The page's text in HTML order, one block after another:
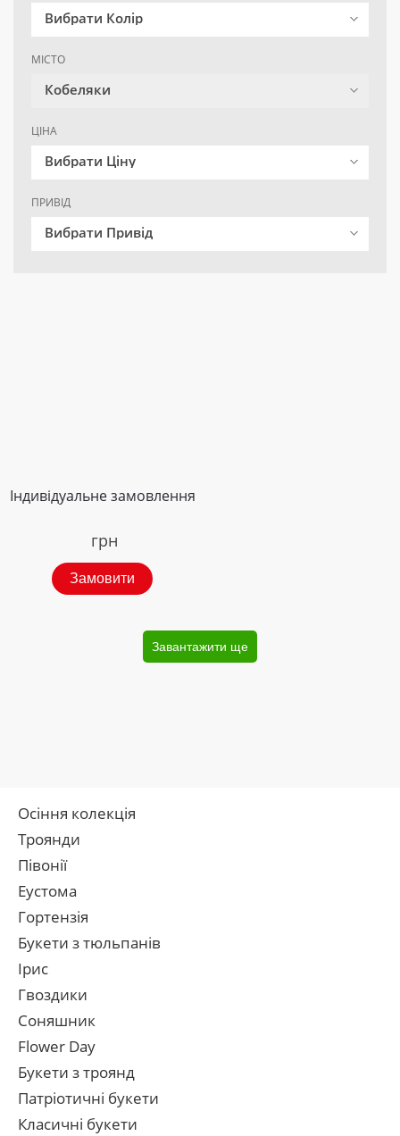
Вибрати Колір
МІСТО
Кобеляки
ЦІНА
Вибрати Ціну
ПРИВІД
Вибрати Привід
Індивідуальне замовлення
грн
Замовити
Завантажити ще
Осіння колекція
Троянди
Півонії
Еустома
Гортензія
Букети з тюльпанів
Ірис
Гвоздики
Соняшник
Flower Day
Букети з троянд
Патріотичні букети
Класичні букети